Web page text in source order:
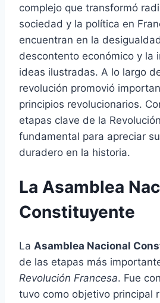
complejo que transformó
sociedad y la política en
encuentran en la
descontento económico y la
ideas ilustradas. A lo largo
revolución promovió
principios revolucionarios.
etapas clave de la
fundamental para apreciar
duradero en la historia.
La Asamblea
Constituyente
La Asamblea Nacional
de las etapas más
Revolución Francesa. Fue
tuvo como objetivo principal